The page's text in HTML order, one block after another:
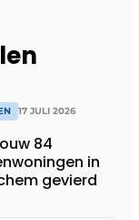
17 JULI 2026
84
in
gevierd